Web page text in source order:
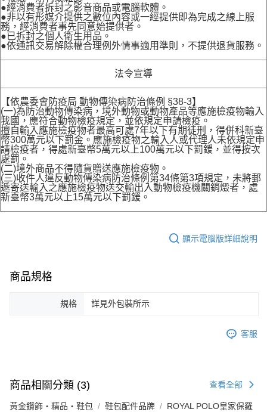
●經消費者拆封之影音商品或電腦軟體。
●非以有形媒介提供之數位內容或一經提供即為完成之線上服
務，經消費者事先同意始提供者。
●已拆封之個人衛生用品。
●依通訊交易解除權合理例外情事適用準則，不提供退貨服務。
法令宣導
【依農委會防疫局 動物傳染病防治條例 §38-3】
(一)為防治動物傳染病，境外動物或動物產品等應施檢疫物輸入
我國，應符合動物檢疫規定，並依規定申請檢疫。
擅自輸入應施檢疫物者最高可處7年以下有期徒刑，得併科新臺
幣300萬元以下罰金。應施檢疫物之輸入人或代理人未依規定申
請檢疫者，得處新臺幣5萬元以上100萬元以下罰鍰，並得按次
處罰。
(二)境外商品不得隨貨贈送應施檢疫物。
(三)收件人違反動物傳染病防治條例第34條第3項規定，未將郵
遞寄送輸入之應施檢疫物送交輸出入動物檢疫機關銷燬者，處
新臺幣3萬元以上15萬元以下罰鍰。
顯示電腦版詳細說明
商品規格
規格 詳見外包裝所示
客服
商品相關分類 (3) 查看全部
黃金鑽飾・精品・鞋包 鞋包配件品牌 ROYAL POLO皇家保羅